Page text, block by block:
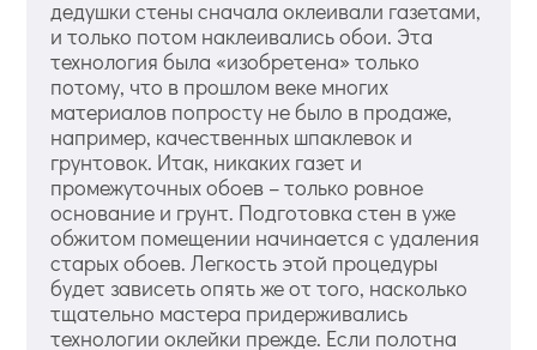
дедушки стены сначала оклеивали газетами,
и только потом наклеивались обои. Эта
технология была «изобретена» только
потому, что в прошлом веке многих
материалов попросту не было в продаже,
например, качественных шпаклевок и
грунтовок. Итак, никаких газет и
промежуточных обоев – только ровное
основание и грунт. Подготовка стен в уже
обжитом помещении начинается с удаления
старых обоев. Легкость этой процедуры
будет зависеть опять же от того, насколько
тщательно мастера придерживались
технологии оклейки прежде. Если полотна